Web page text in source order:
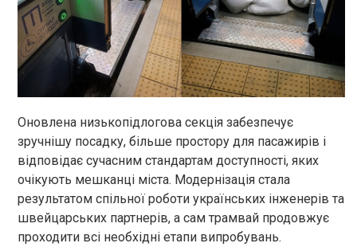
Оновлена низькопідлогова секція забезпечує
зручнішу посадку, більше простору для пасажирів і
відповідає сучасним стандартам доступності, яких
очікують мешканці міста. Модернізація стала
результатом спільної роботи українських інженерів та
швейцарських партнерів, а сам трамвай продовжує
проходити всі необхідні етапи випробувань.